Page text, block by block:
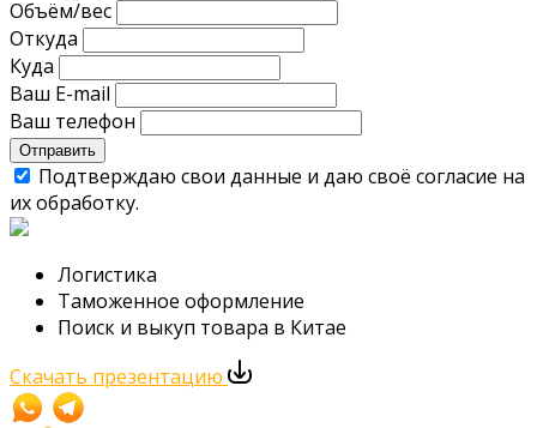
Объём/вес
Откуда
Куда
Ваш E-mail
Ваш телефон
Отправить
Подтверждаю свои данные и даю своё согласие на
их обработку.
Логистика
Таможенное оформление
Поиск и выкуп товара в Китае
Скачать презентацию